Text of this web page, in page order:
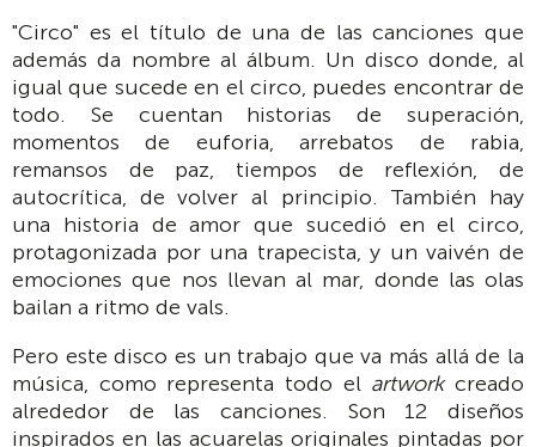
"Circo" es el título de una de las canciones que
además da nombre al álbum. Un disco donde, al
igual que sucede en el circo, puedes encontrar de
todo. Se cuentan historias de superación,
momentos de euforia, arrebatos de rabia,
remansos de paz, tiempos de reflexión, de
autocrítica, de volver al principio. También hay
una historia de amor que sucedió en el circo,
protagonizada por una trapecista, y un vaivén de
emociones que nos llevan al mar, donde las olas
bailan a ritmo de vals.
Pero este disco es un trabajo que va más allá de la
música, como representa todo el artworkcreado
alrededor de las canciones. Son 12 diseños
inspirados en las acuarelas originales pintadas por